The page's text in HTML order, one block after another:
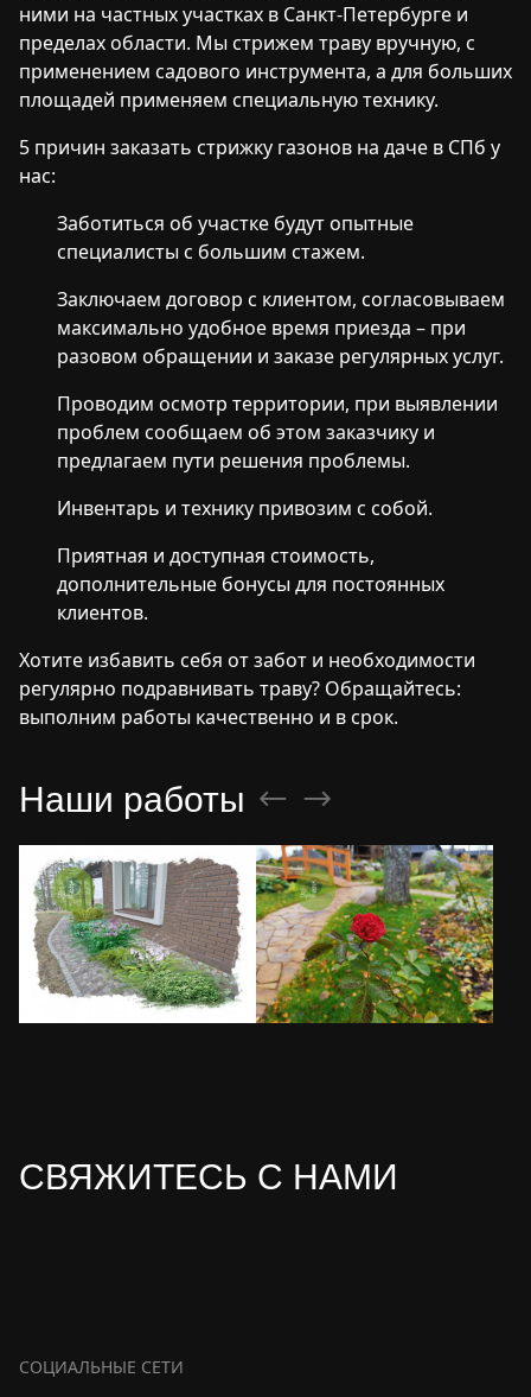
ними на частных участках в Санкт-Петербурге и
пределах области. Мы стрижем траву вручную, с
применением садового инструмента, а для больших
площадей применяем специальную технику.
5 причин заказать стрижку газонов на даче в СПб у
нас:
Заботиться об участке будут опытные
специалисты с большим стажем.
Заключаем договор с клиентом, согласовываем
максимально удобное время приезда – при
разовом обращении и заказе регулярных услуг.
Проводим осмотр территории, при выявлении
проблем сообщаем об этом заказчику и
предлагаем пути решения проблемы.
Инвентарь и технику привозим с собой.
Приятная и доступная стоимость,
дополнительные бонусы для постоянных
клиентов.
Хотите избавить себя от забот и необходимости
регулярно подравнивать траву? Обращайтесь:
выполним работы качественно и в срок.
Наши работы
СВЯЖИТЕСЬ С НАМИ
СОЦИАЛЬНЫЕ СЕТИ